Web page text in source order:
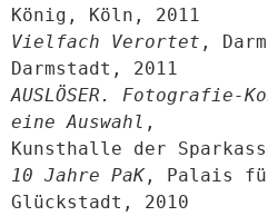
Vielfach Verortet ,
AUSLÖSER. Fotografie-
eine Auswahl ,
10 Jahre PaK, Palais